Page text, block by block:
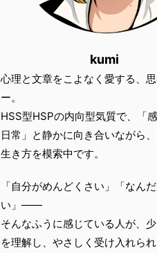
kumi
心理と文章をこよなく愛する、
ー。
HSS型HSPの内向型気質で、「
日常」と静かに向き合いながら
生き方を模索中です。
「自分がめんどくさい」「なん
い」――
そんなふうに感じている人が、
を理解し、やさしく受け入れら